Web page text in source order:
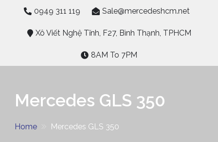
content
0949 311 119 Sale@mercedeshcm.net
Xô Viết Nghệ Tĩnh, F27, Bình Thạnh, TPHCM
8AM To 7PM
Mercedes GLS 350
Home Mercedes GLS 350